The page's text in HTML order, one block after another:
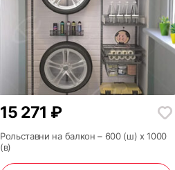
15 271 ₽
Рольставни на балкон – 600 (ш) x 1000
(в)